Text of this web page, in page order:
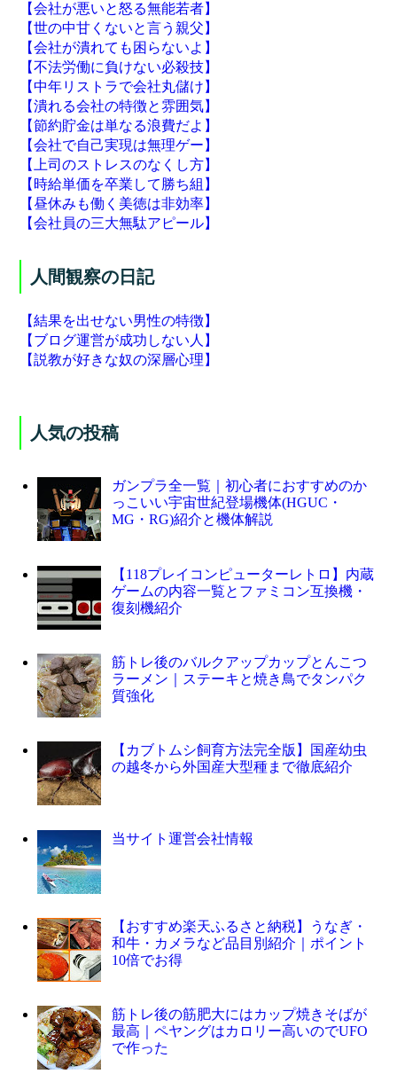
【会社が悪いと怒る無能若者】
【世の中甘くないと言う親父】
【会社が潰れても困らないよ】
【不法労働に負けない必殺技】
【中年リストラで会社丸儲け】
【潰れる会社の特徴と雰囲気】
【節約貯金は単なる浪費だよ】
【会社で自己実現は無理ゲー】
【上司のストレスのなくし方】
【時給単価を卒業して勝ち組】
【昼休みも働く美徳は非効率】
【会社員の三大無駄アピール】
人間観察の日記
【結果を出せない男性の特徴】
【ブログ運営が成功しない人】
【説教が好きな奴の深層心理】
人気の投稿
ガンプラ全一覧｜初心者におすすめのか
っこいい宇宙世紀登場機体(HGUC・
MG・RG)紹介と機体解説
【118プレイコンピューターレトロ】内蔵
ゲームの内容一覧とファミコン互換機・
復刻機紹介
筋トレ後のバルクアップカップとんこつ
ラーメン｜ステーキと焼き鳥でタンパク
質強化
【カブトムシ飼育方法完全版】国産幼虫
の越冬から外国産大型種まで徹底紹介
当サイト運営会社情報
【おすすめ楽天ふるさと納税】うなぎ・
和牛・カメラなど品目別紹介｜ポイント
10倍でお得
筋トレ後の筋肥大にはカップ焼きそばが
最高｜ペヤングはカロリー高いのでUFO
で作った